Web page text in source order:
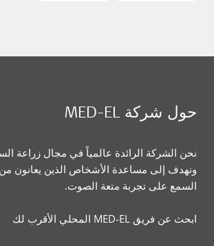
حول شركة MED-EL
نحن الشركة الرائدة عالمياً في مجال زراعة
ونهدف إلى مساعدة الأشخاص الذين يعانون
السمع على تجربة متعة الصوت.
ابحث عن فريق MED-EL المحلي الأقرب لك